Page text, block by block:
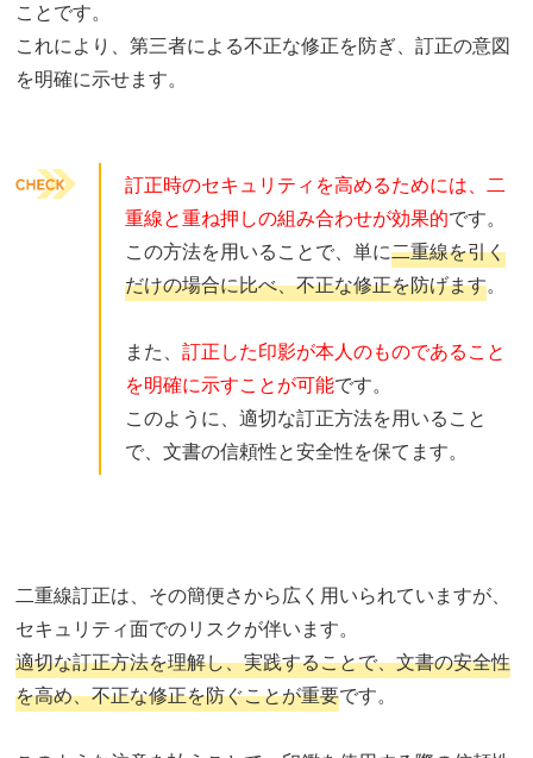
ことです。
これにより、第三者による不正な修正を防ぎ、訂正の意図
を明確に示せます。
訂正時のセキュリティを高めるためには、二
重線と重ね押しの組み合わせが効果的です。
この方法を用いることで、単に二重線を引く
だけの場合に比べ、不正な修正を防げます。
また、訂正した印影が本人のものであること
を明確に示すことが可能です。
このように、適切な訂正方法を用いること
で、文書の信頼性と安全性を保てます。
二重線訂正は、その簡便さから広く用いられていますが、
セキュリティ面でのリスクが伴います。
適切な訂正方法を理解し、実践することで、文書の安全性
を高め、不正な修正を防ぐことが重要です。